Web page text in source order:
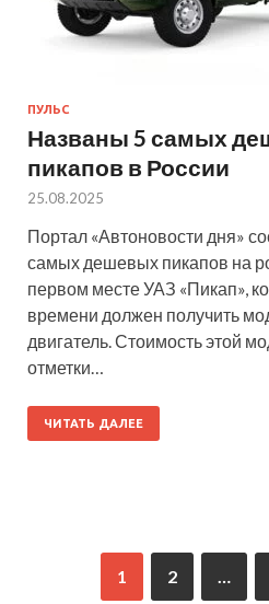
ПУЛЬС
Названы 5 самых
пикапов в России
25.08.2025
Портал «Автоновости дня»
самых дешевых пикапов на
первом месте УАЗ «Пикап»,
времени должен получить
двигатель. Стоимость этой
отметки…
ЧИТАТЬ ДАЛЕЕ
1 2